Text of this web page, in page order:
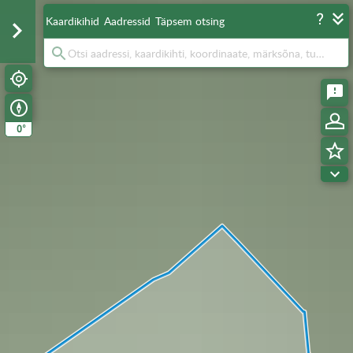
0°
Kaardikihid Aadressid Täpsem otsing